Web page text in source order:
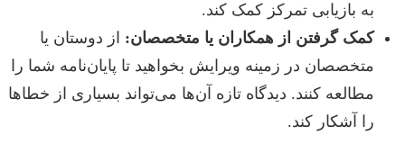
به بازیابی تمرکز کمک کند.
کمک گرفتن از همکاران یا متخصصان: از دوستان یا
متخصصان در زمینه ویرایش بخواهید تا پایان‌نامه شما را
مطالعه کنند. دیدگاه تازه آن‌ها می‌تواند بسیاری از خطاها
را آشکار کند.